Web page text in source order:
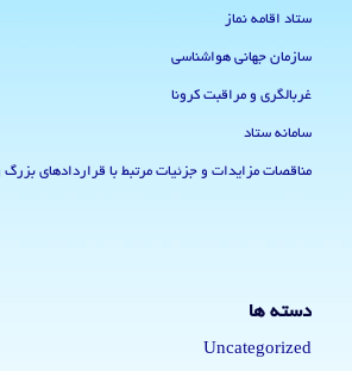
ستاد اقامه نماز
سازمان جهانی هواشناسی
غربالگری و مراقبت کرونا
سامانه ستاد
مناقصات مزایدات و جزئیات مرتبط با قراردادهای
دسته ها
Uncategorized